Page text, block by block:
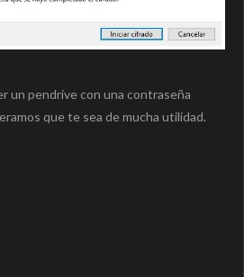
un pendrive con una contraseña
que te sea de mucha utilidad.